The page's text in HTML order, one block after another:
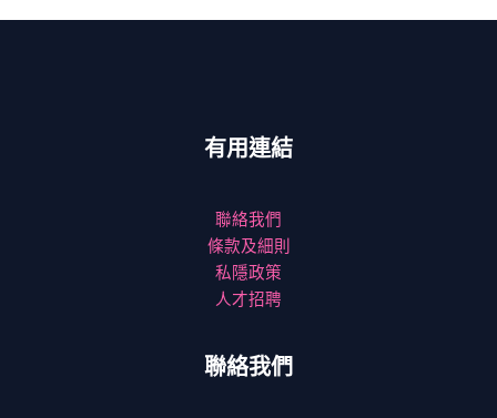
有用連結
聯絡我們
條款及細則
私隱政策
人才招聘
聯絡我們